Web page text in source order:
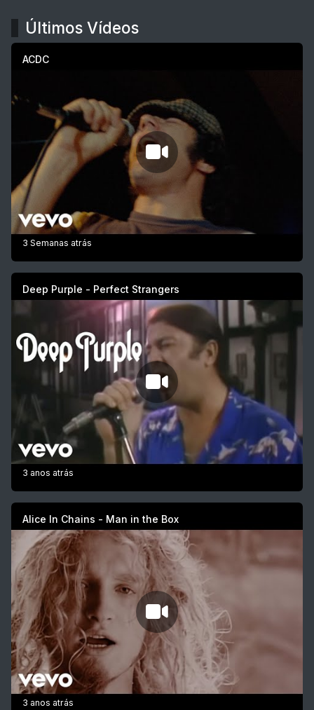
Últimos Vídeos
ACDC
3 Semanas atrás
Deep Purple - Perfect Strangers
3 anos atrás
Alice In Chains - Man in the Box
3 anos atrás